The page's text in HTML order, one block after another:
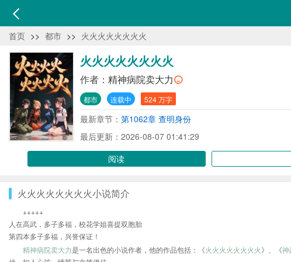
首页 >> 都市 >> 火火火火火火火火
火火火火火火火火
作者： 精神病院卖大力
都市 连载中 524 万字
最新章节： 第1062章 查明身份
最后更新：2026-08-07 01:41:29
阅读
火火火火火火火火小说简介
+++++
人在高武，多子多福，校花学姐喜提双胞胎
第四本多子多福，兴誉保证！
精神病院卖大力是一名出色的小说作者，他的作品包括：《火火火火火火火火》、《神